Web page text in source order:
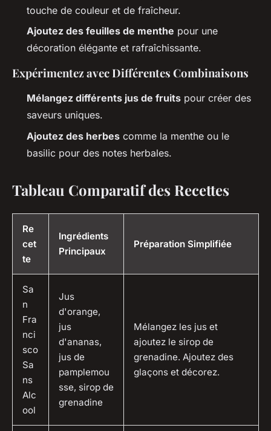
touche de couleur et de fraîcheur.
Ajoutez des feuilles de menthe pour une
décoration élégante et rafraîchissante.
Expérimentez avec Différentes Combinaisons
Mélangez différents jus de fruits pour créer des
saveurs uniques.
Ajoutez des herbes comme la menthe ou le
basilic pour des notes herbales.
Tableau Comparatif des Recettes
Re
cet
te
Ingrédients
Principaux
Préparation Simplifiée
Sa
n
Fra
nci
sco
Sa
ns
Alc
ool
Jus
d'orange,
jus
d'ananas,
jus de
pamplemou
sse, sirop de
grenadine
Mélangez les jus et
ajoutez le sirop de
grenadine. Ajoutez des
glaçons et décorez.